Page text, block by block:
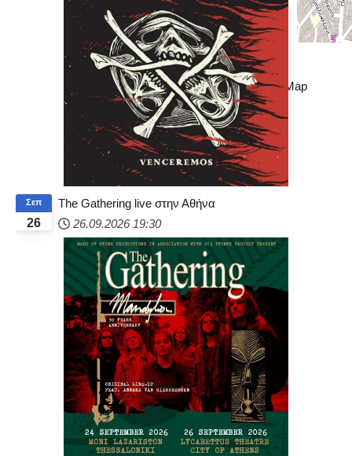
+−
© OpenStreetMap
26
Σεπ
The Gathering live στην Αθήνα
26.09.2026 19:30